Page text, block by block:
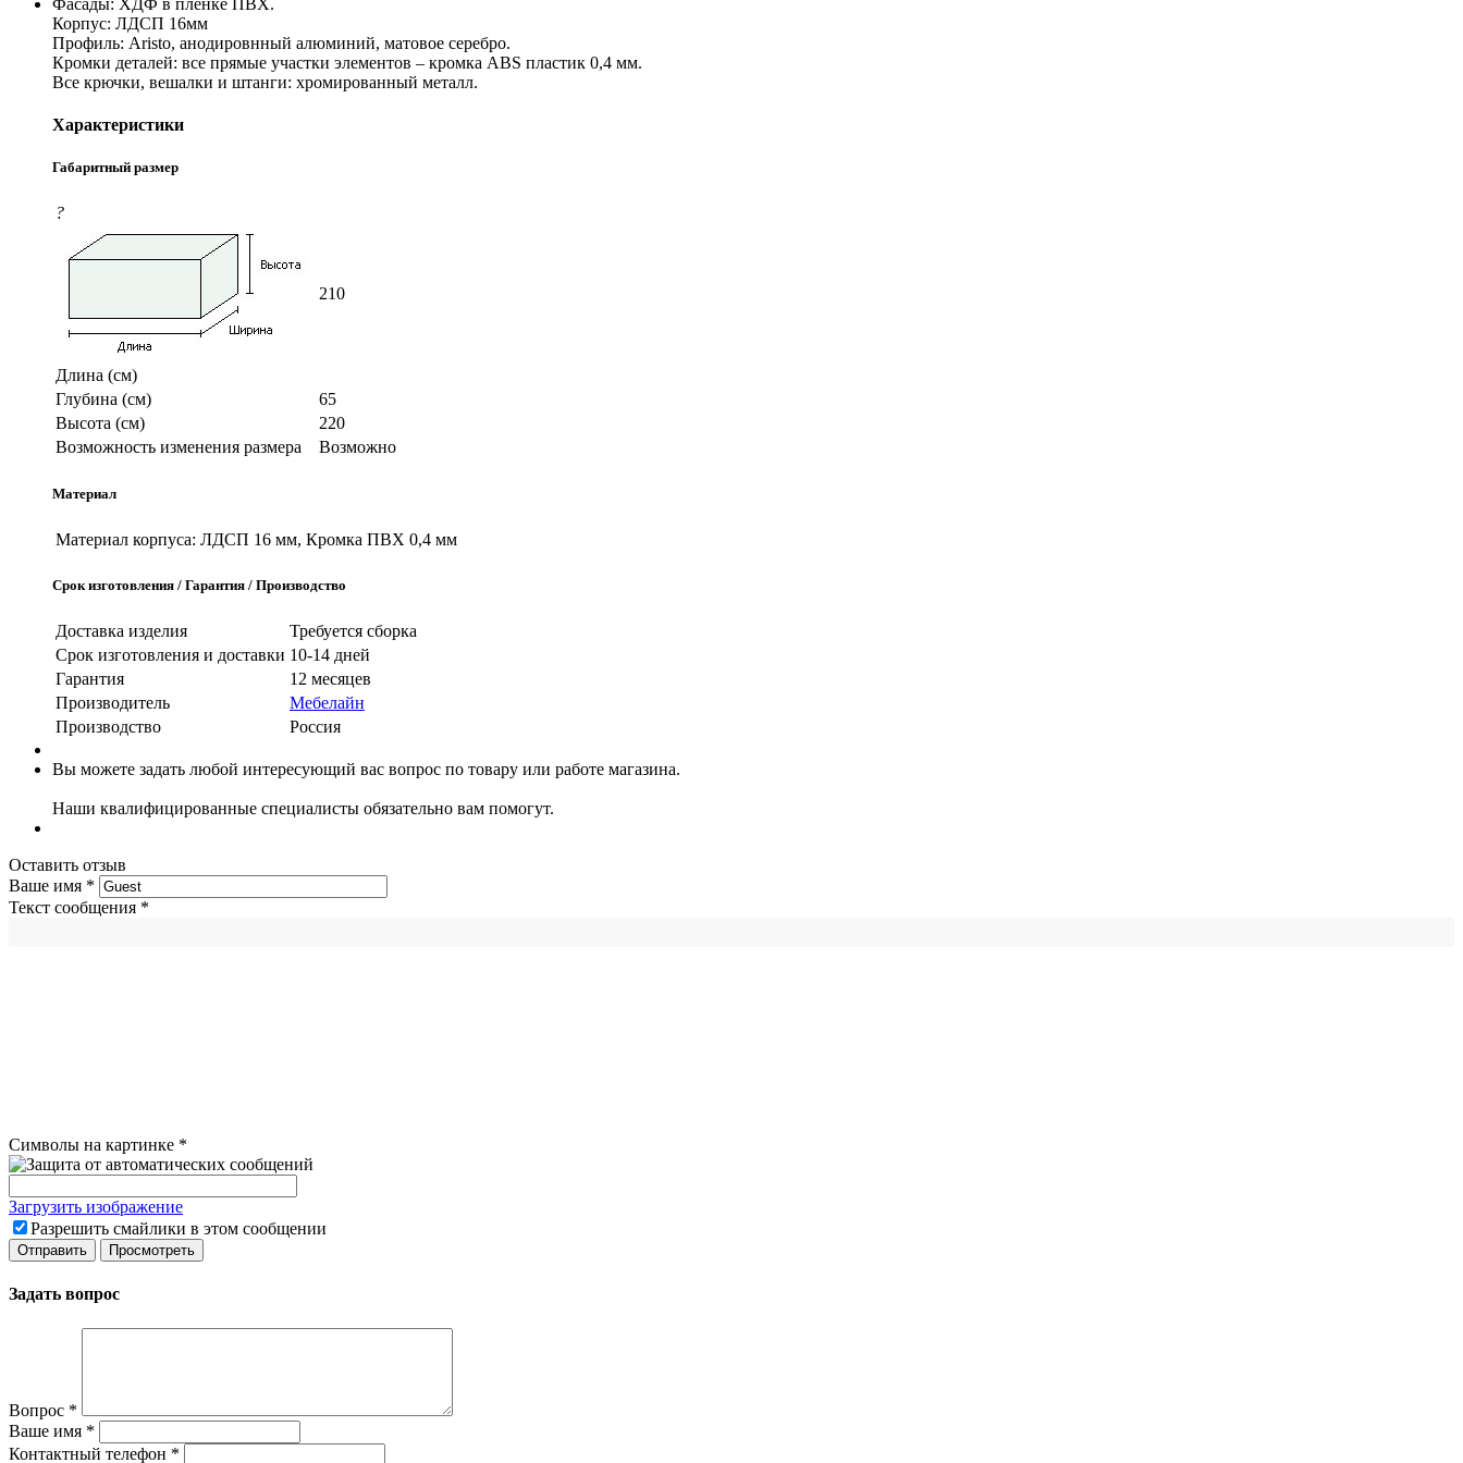
Корпус: ЛДСП 16мм
Профиль: Aristo, анодировнный алюминий, матовое серебро.
Кромки деталей: все прямые участки элементов – кромка ABS пластик 0,4 мм.
Все крючки, вешалки и штанги: хромированный металл.
Характеристики
Габаритный размер
?
Длина (см)
210
Глубина (см)
65
Высота (см)
220
Возможность изменения размера
Возможно
Материал
Материал корпуса: ЛДСП 16 мм, Кромка ПВХ 0,4 мм
Срок изготовления / Гарантия / Производство
Доставка изделия
Требуется сборка
Срок изготовления и доставки 10-14 дней
Гарантия
12 месяцев
Производитель
Мебелайн
Производство
Россия
Вы можете задать любой интересующий вас вопрос по товару или работе магазина.
Наши квалифицированные специалисты обязательно вам помогут.
Оставить отзыв
Ваше имя *
Текст сообщения *
Символы на картинке *
Загрузить изображение
Разрешить смайлики в этом сообщении
Задать вопрос
Вопрос *
Ваше имя *
Контактный телефон *